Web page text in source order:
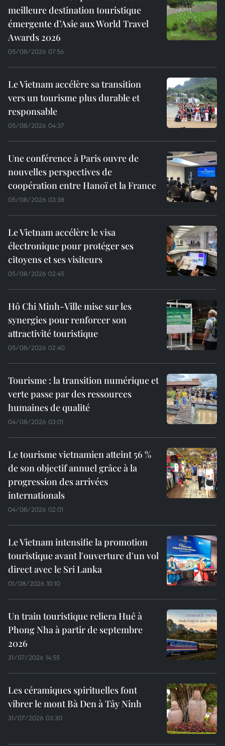
meilleure destination touristique
émergente d’Asie aux World Travel
Awards 2026
05/08/2026 07:56
Le Vietnam accélère sa transition
vers un tourisme plus durable et
responsable
05/08/2026 04:37
Une conférence à Paris ouvre de
nouvelles perspectives de
coopération entre Hanoï et la France
05/08/2026 03:38
Le Vietnam accélère le visa
électronique pour protéger ses
citoyens et ses visiteurs
05/08/2026 02:45
Hô Chi Minh-Ville mise sur les
synergies pour renforcer son
attractivité touristique
05/08/2026 02:40
Tourisme : la transition numérique et
verte passe par des ressources
humaines de qualité
04/08/2026 03:01
Le tourisme vietnamien atteint 56 %
de son objectif annuel grâce à la
progression des arrivées
internationals
04/08/2026 02:01
Le Vietnam intensifie la promotion
touristique avant l'ouverture d'un vol
direct avec le Sri Lanka
01/08/2026 10:10
Un train touristique reliera Huê à
Phong Nha à partir de septembre
2026
31/07/2026 14:55
Les céramiques spirituelles font
vibrer le mont Bà Den à Tây Ninh
31/07/2026 03:30